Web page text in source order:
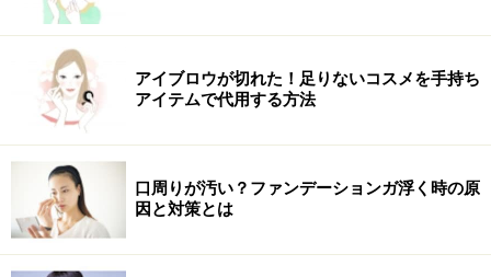
いう名前で生薬として使われます。美容面においては疲
れ目や目の充血におすすめ。スッキリ美しい瞳をつくる
のに役立ちます。また、余分な熱を冷ます効果もあり、
風邪、頭痛などにもパワーを発揮します。お茶として手
軽に入手が可能です。
次のページでは、島根県で生産されている、美味しくて
安全な桑加工品についてご紹介します。
※記事内容は執筆時点のものです。最新の内容をご確認くださ
アイブロウが切れた！足りないコスメを手持ち
アイテムで代用する方法
口周りが汚い？ファンデーションガ浮く時の原
因と対策とは